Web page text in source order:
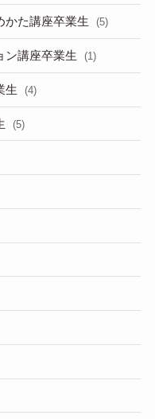
かた講座卒業生 (5)
ン講座卒業生 (1)
生 (4)
(5)